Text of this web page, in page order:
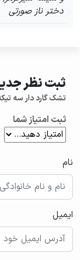
دختر ناز صورتی
ثبت نظر
تشک گارد دار سه
ثبت امتیاز شما
نام
ایمیل